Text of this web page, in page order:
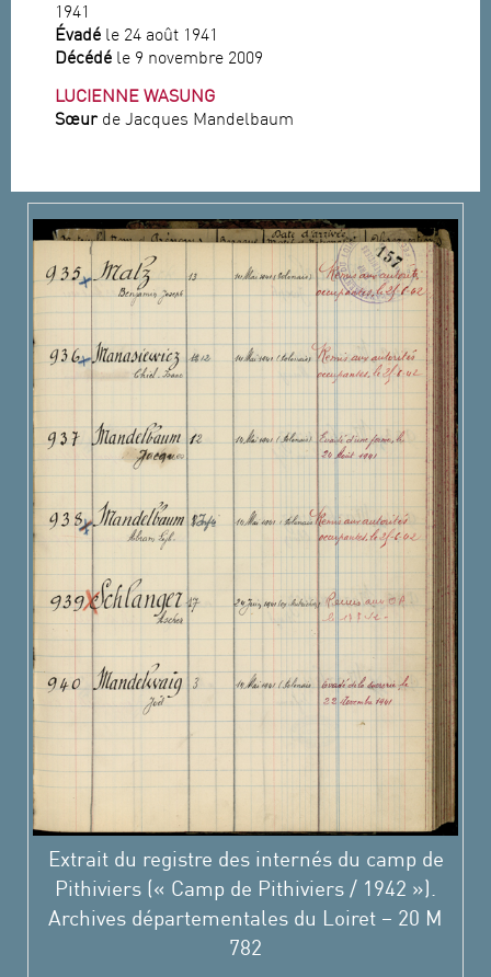
1941
Évadé le 24 août 1941
Décédé le 9 novembre 2009
LUCIENNE WASUNG
Sœur de Jacques Mandelbaum
Extrait du registre des internés du camp de
Pithiviers (« Camp de Pithiviers / 1942 »).
Archives départementales du Loiret – 20 M
782